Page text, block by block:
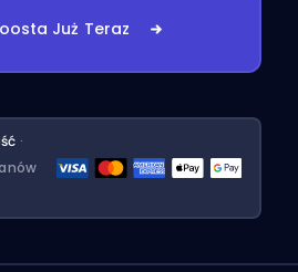
Już Teraz
·